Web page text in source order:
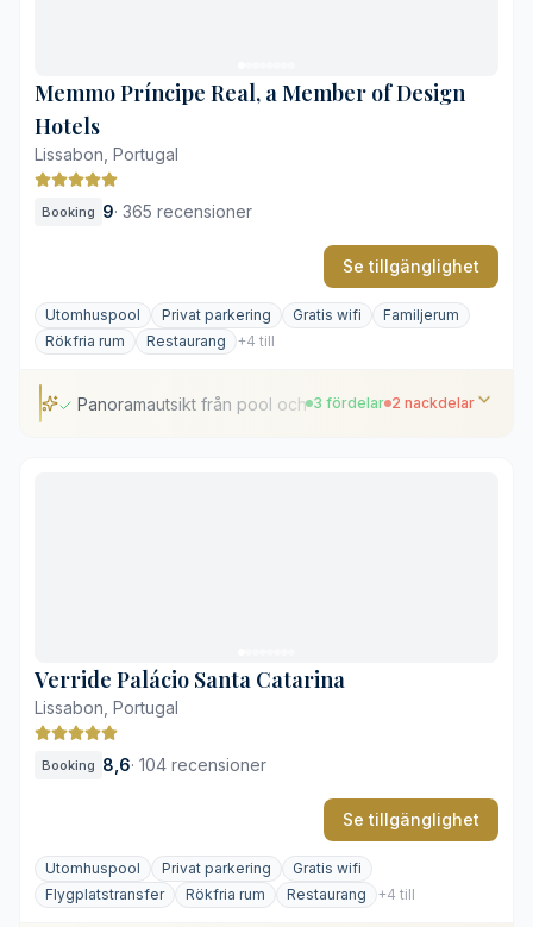
Memmo Príncipe Real, a Member of Design
Hotels
Lissabon, Portugal
Booking 9· 365 recensioner
Se tillgänglighet
Utomhuspool Privat parkering Gratis wifi
Familjerum
Rökfria rum
Restaurang +4 till
Panoramautsikt från pool och terrass
3 fördelar 2 nackdelar
Verride Palácio Santa Catarina
Lissabon, Portugal
Booking 8,6· 104 recensioner
Se tillgänglighet
Utomhuspool Privat parkering
Gratis wifi
Flygplatstransfer
Rökfria rum Restaurang +4 till